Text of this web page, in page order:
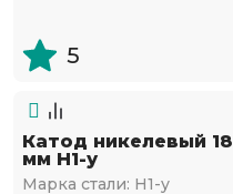
5
Катод никелевый 18
мм Н1-у
Марка стали: Н1-у